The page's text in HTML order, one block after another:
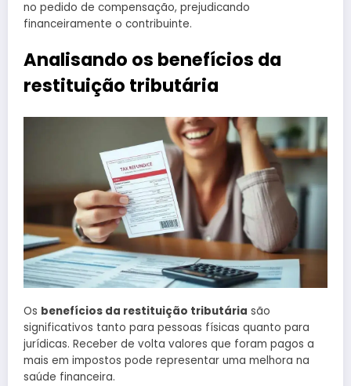
no pedido de compensação, prejudicando
financeiramente o contribuinte.
Analisando os benefícios da
restituição tributária
Os benefícios da restituição tributária são
significativos tanto para pessoas físicas quanto para
jurídicas. Receber de volta valores que foram pagos a
mais em impostos pode representar uma melhora na
saúde financeira.